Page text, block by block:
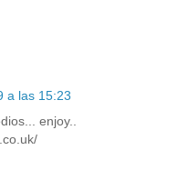
a las 15:23
enjoy..